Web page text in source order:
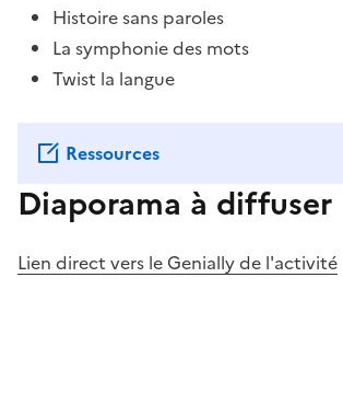
Histoire sans paroles
La symphonie des mots
Twist la langue
Ressources
Diaporama à diffuser
Lien direct vers le Genially de l'activité